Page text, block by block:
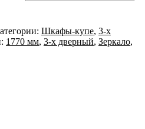
Шкафы-купе, 3-х
1770 мм, 3-х дверный, Зеркало,